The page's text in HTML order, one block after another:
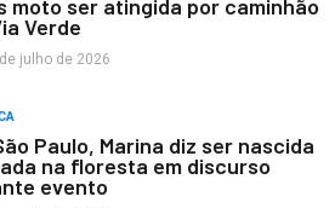
moto ser atingida por caminhão
Verde
julho de 2026
Paulo, Marina diz ser nascida
na floresta em discurso
evento